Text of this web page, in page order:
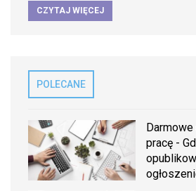
CZYTAJ WIĘCEJ
POLECANE
pracę -